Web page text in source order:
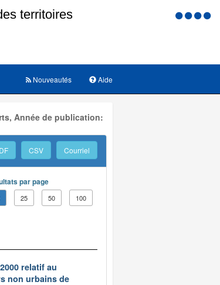
Menu
Aide
Nouveautés
Année de publication:
CSV Courriel
par page
25 50 100
relatif au
non urbains de